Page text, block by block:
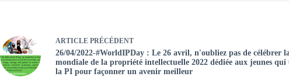
ARTICLE PRÉCÉDENT
26/04/2022-#WorldIPDay : Le 26 avril, n'oubliez pas de célébrer
mondiale de la propriété intellectuelle 2022 dédiée aux jeunes
la PI pour façonner un avenir meilleur